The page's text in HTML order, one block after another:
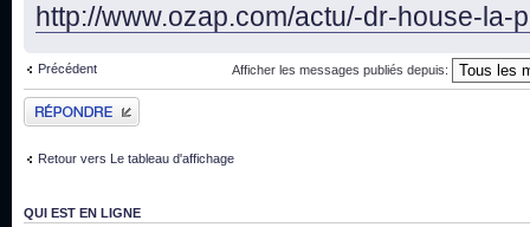
http://www.ozap.com/actu/-dr-house-la-
Précédent Afficher les messages publiés depuis:
Publier une réponse
Retour vers Le tableau d'affichage
QUI EST EN LIGNE